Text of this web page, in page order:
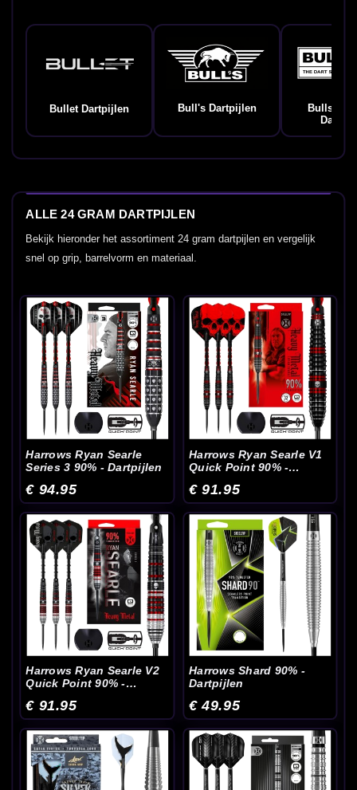
Bullet Dartpijlen Bull's Dartpijlen
Bulls
ALLE 24 GRAM DARTPIJLEN
Bekijk hieronder het assortiment 24 gram dartpijlen en vergelijk
snel op grip, barrelvorm en materiaal.
Harrows Ryan Searle
Series 3 90% - Dartpijlen
€ 94.95
Harrows Ryan Searle V1
Quick Point 90% -
€ 91.95
Harrows Ryan Searle V2
Quick Point 90% -
€ 91.95
Harrows Shard 90% -
Dartpijlen
€ 49.95